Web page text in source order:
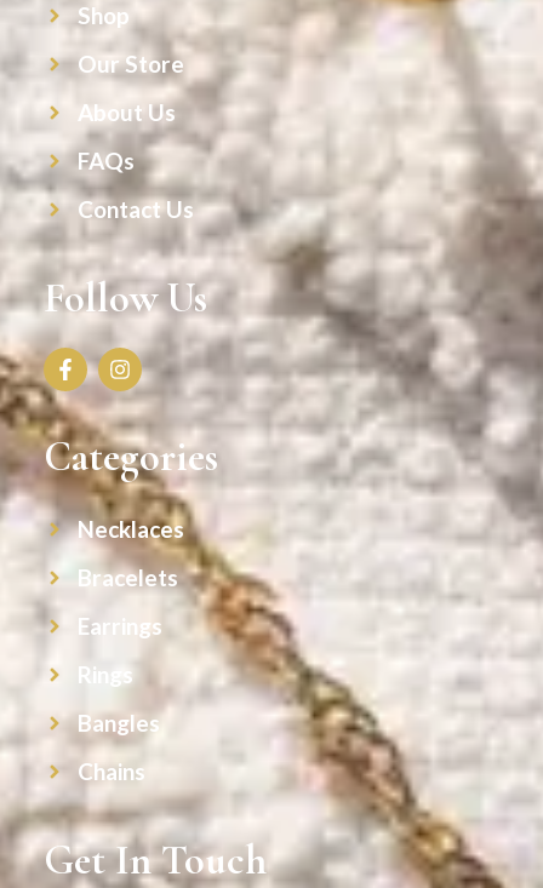
Shop
Our Store
About Us
FAQs
Contact Us
Follow Us
Categories
Necklaces
Bracelets
Earrings
Rings
Bangles
Chains
Get In Touch